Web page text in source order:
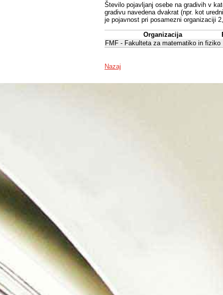
Število pojavljanj osebe na gradivih v
gradivu navedena dvakrat (npr. kot
je pojavnost pri posamezni organizaciji
Organizacija
FMF - Fakulteta za matematiko in fiziko
Nazaj